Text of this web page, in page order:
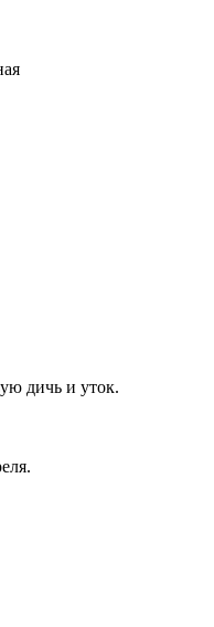
дичь и уток.